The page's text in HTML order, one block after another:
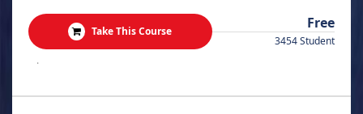
Take This Course Free
3454 Student
.